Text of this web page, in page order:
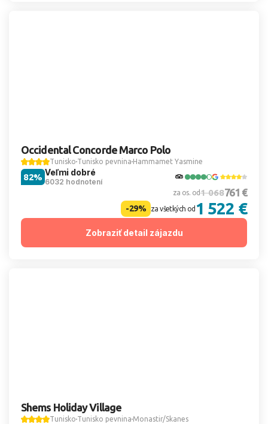
Occidental Concorde Marco Polo
Tunisko Tunisko pevnina Hammamet Yasmine
Veľmi dobré
6032 hodnotení
82%
za os. od1 068761 €
-29% za všetkých od 1 522 €
Zobraziť detail zájazdu
Shems Holiday Village
Tunisko Tunisko pevnina Monastir/Skanes